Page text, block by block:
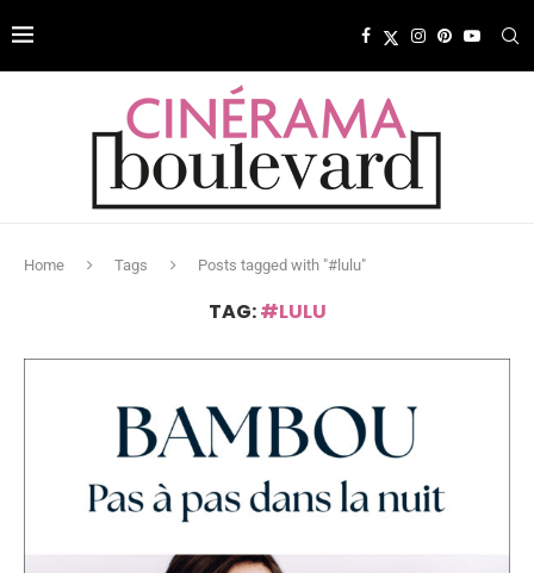
Home Tags Posts tagged with "#lulu"
TAG:#LULU